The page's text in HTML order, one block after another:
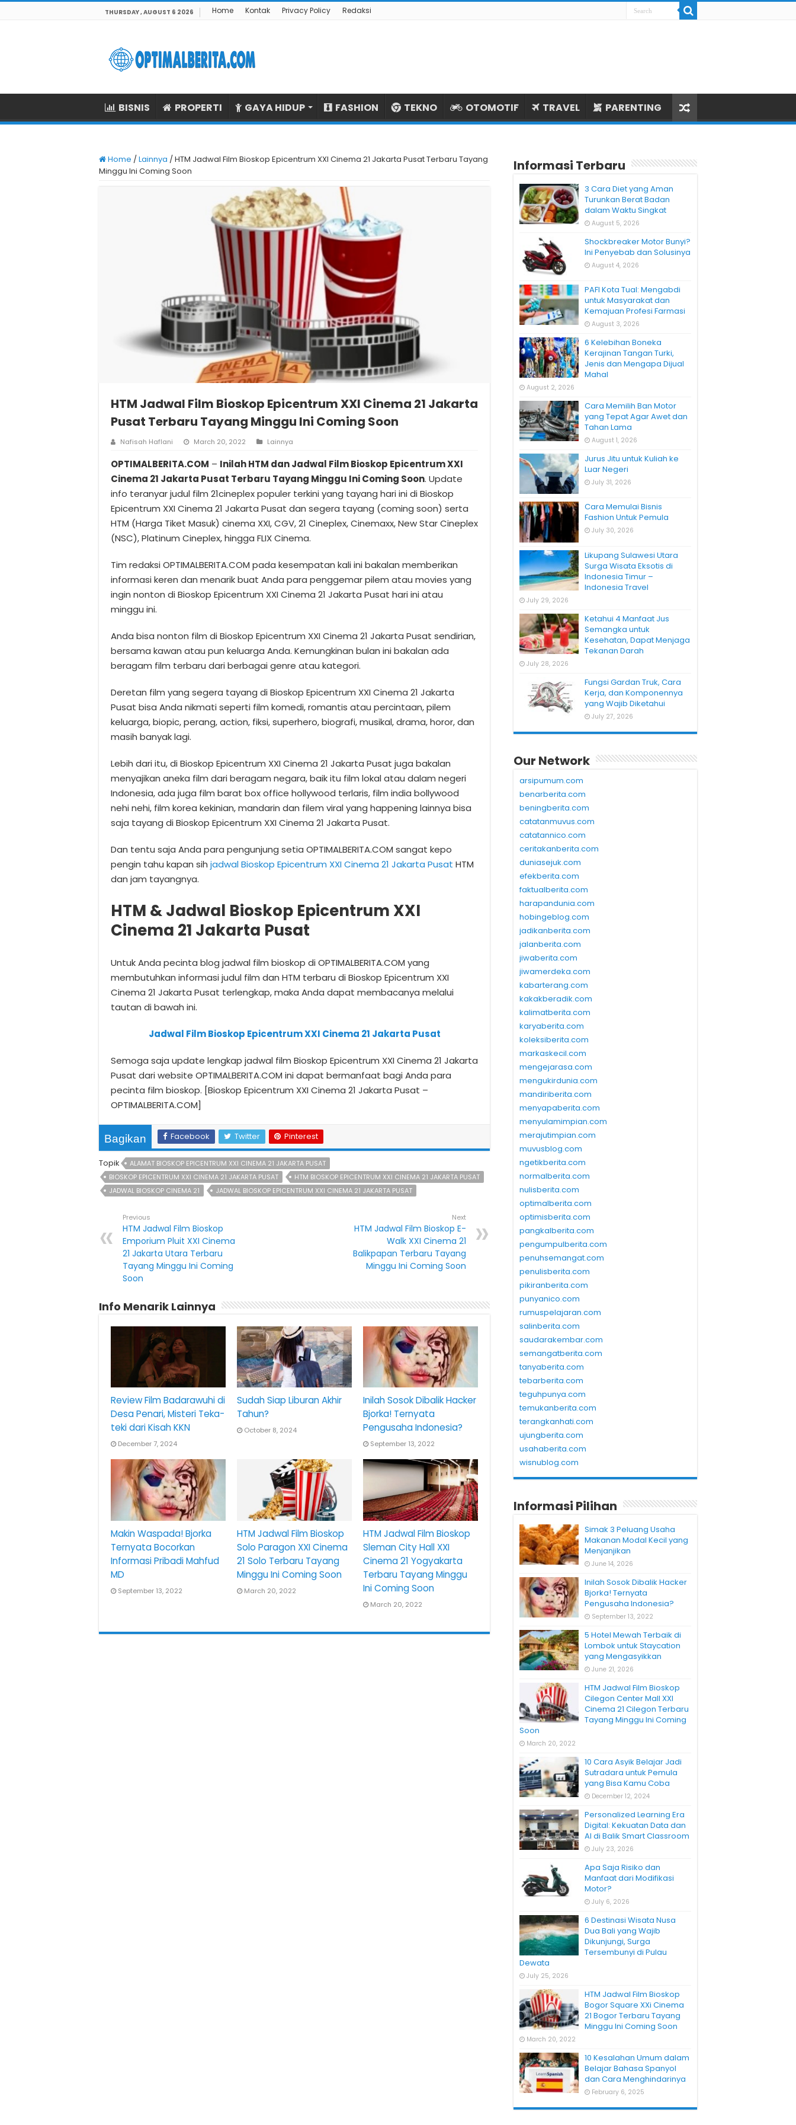
THURSDAY , AUGUST 6 2026 Home Kontak Privacy Policy Redaksi
BISNIS PROPERTI GAYA HIDUP FASHION TEKNO OTOMOTIF TRAVEL PARENTING
Home /Lainnya /HTM Jadwal Film Bioskop Epicentrum XXI Cinema 21 Jakarta Pusat Terbaru Tayang
Minggu Ini Coming Soon
HTM Jadwal Film Bioskop Epicentrum XXI Cinema 21 Jakarta
Pusat Terbaru Tayang Minggu Ini Coming Soon
Nafisah Haflani March 20, 2022 Lainnya
OPTIMALBERITA.COM – Inilah HTM dan Jadwal Film Bioskop Epicentrum XXI
Cinema 21 Jakarta Pusat Terbaru Tayang Minggu Ini Coming Soon. Update
info teranyar judul film 21cineplex populer terkini yang tayang hari ini di Bioskop
Epicentrum XXI Cinema 21 Jakarta Pusat dan segera tayang (coming soon) serta
HTM (Harga Tiket Masuk) cinema XXI, CGV, 21 Cineplex, Cinemaxx, New Star Cineplex
(NSC), Platinum Cineplex, hingga FLIX Cinema.
Tim redaksi OPTIMALBERITA.COM pada kesempatan kali ini bakalan memberikan
informasi keren dan menarik buat Anda para penggemar pilem atau movies yang
ingin nonton di Bioskop Epicentrum XXI Cinema 21 Jakarta Pusat hari ini atau
minggu ini.
Anda bisa nonton film di Bioskop Epicentrum XXI Cinema 21 Jakarta Pusat sendirian,
bersama kawan atau pun keluarga Anda. Kemungkinan bulan ini bakalan ada
beragam film terbaru dari berbagai genre atau kategori.
Deretan film yang segera tayang di Bioskop Epicentrum XXI Cinema 21 Jakarta
Pusat bisa Anda nikmati seperti film komedi, romantis atau percintaan, pilem
keluarga, biopic, perang, action, fiksi, superhero, biografi, musikal, drama, horor, dan
masih banyak lagi.
Lebih dari itu, di Bioskop Epicentrum XXI Cinema 21 Jakarta Pusat juga bakalan
menyajikan aneka film dari beragam negara, baik itu film lokal atau dalam negeri
Indonesia, ada juga film barat box office hollywood terlaris, film india bollywood
nehi nehi, film korea kekinian, mandarin dan filem viral yang happening lainnya bisa
saja tayang di Bioskop Epicentrum XXI Cinema 21 Jakarta Pusat.
Dan tentu saja Anda para pengunjung setia OPTIMALBERITA.COM sangat kepo
pengin tahu kapan sih jadwal Bioskop Epicentrum XXI Cinema 21 Jakarta Pusat HTM
dan jam tayangnya.
HTM & Jadwal Bioskop Epicentrum XXI
Cinema 21 Jakarta Pusat
Untuk Anda pecinta blog jadwal film bioskop di OPTIMALBERITA.COM yang
membutuhkan informasi judul film dan HTM terbaru di Bioskop Epicentrum XXI
Cinema 21 Jakarta Pusat terlengkap, maka Anda dapat membacanya melalui
tautan di bawah ini.
Jadwal Film Bioskop Epicentrum XXI Cinema 21 Jakarta Pusat
Semoga saja update lengkap jadwal film Bioskop Epicentrum XXI Cinema 21 Jakarta
Pusat dari website OPTIMALBERITA.COM ini dapat bermanfaat bagi Anda para
pecinta film bioskop. [Bioskop Epicentrum XXI Cinema 21 Jakarta Pusat –
OPTIMALBERITA.COM]
Bagikan Facebook Twitter Pinterest
Topik
ALAMAT BIOSKOP EPICENTRUM XXI CINEMA 21 JAKARTA PUSAT
BIOSKOP EPICENTRUM XXI CINEMA 21 JAKARTA PUSAT
HTM BIOSKOP EPICENTRUM XXI CINEMA 21 JAKARTA PUSAT
JADWAL BIOSKOP CINEMA 21
JADWAL BIOSKOP EPICENTRUM XXI CINEMA 21 JAKARTA PUSAT
Previous
HTM Jadwal Film Bioskop
Emporium Pluit XXI Cinema
21 Jakarta Utara Terbaru
Tayang Minggu Ini Coming
Soon
Next
HTM Jadwal Film Bioskop E-
Walk XXI Cinema 21
Balikpapan Terbaru Tayang
Minggu Ini Coming Soon
Info Menarik Lainnya
Review Film Badarawuhi di
Desa Penari, Misteri Teka-
teki dari Kisah KKN
December 7, 2024
Sudah Siap Liburan Akhir
Tahun?
October 8, 2024
Inilah Sosok Dibalik Hacker
Bjorka! Ternyata
Pengusaha Indonesia?
September 13, 2022
Makin Waspada! Bjorka
Ternyata Bocorkan
Informasi Pribadi Mahfud
MD
September 13, 2022
HTM Jadwal Film Bioskop
Solo Paragon XXI Cinema
21 Solo Terbaru Tayang
Minggu Ini Coming Soon
March 20, 2022
HTM Jadwal Film Bioskop
Sleman City Hall XXI
Cinema 21 Yogyakarta
Terbaru Tayang Minggu
Ini Coming Soon
March 20, 2022
Informasi Terbaru
3 Cara Diet yang Aman
Turunkan Berat Badan
dalam Waktu Singkat
August 5, 2026
Shockbreaker Motor Bunyi?
Ini Penyebab dan Solusinya
August 4, 2026
PAFI Kota Tual: Mengabdi
untuk Masyarakat dan
Kemajuan Profesi Farmasi
August 3, 2026
6 Kelebihan Boneka
Kerajinan Tangan Turki,
Jenis dan Mengapa Dijual
Mahal
August 2, 2026
Cara Memilih Ban Motor
yang Tepat Agar Awet dan
Tahan Lama
August 1, 2026
Jurus Jitu untuk Kuliah ke
Luar Negeri
July 31, 2026
Cara Memulai Bisnis
Fashion Untuk Pemula
July 30, 2026
Likupang Sulawesi Utara
Surga Wisata Eksotis di
Indonesia Timur –
Indonesia Travel
July 29, 2026
Ketahui 4 Manfaat Jus
Semangka untuk
Kesehatan, Dapat Menjaga
Tekanan Darah
July 28, 2026
Fungsi Gardan Truk, Cara
Kerja, dan Komponennya
yang Wajib Diketahui
July 27, 2026
Our Network
arsipumum.com
benarberita.com
beningberita.com
catatanmuvus.com
catatannico.com
ceritakanberita.com
duniasejuk.com
efekberita.com
faktualberita.com
harapandunia.com
hobingeblog.com
jadikanberita.com
jalanberita.com
jiwaberita.com
jiwamerdeka.com
kabarterang.com
kakakberadik.com
kalimatberita.com
karyaberita.com
koleksiberita.com
markaskecil.com
mengejarasa.com
mengukirdunia.com
mandiriberita.com
menyapaberita.com
menyulamimpian.com
merajutimpian.com
muvusblog.com
ngetikberita.com
normalberita.com
nulisberita.com
optimalberita.com
optimisberita.com
pangkalberita.com
pengumpulberita.com
penuhsemangat.com
penulisberita.com
pikiranberita.com
punyanico.com
rumuspelajaran.com
salinberita.com
saudarakembar.com
semangatberita.com
tanyaberita.com
tebarberita.com
teguhpunya.com
temukanberita.com
terangkanhati.com
ujungberita.com
usahaberita.com
wisnublog.com
Informasi Pilihan
Simak 3 Peluang Usaha
Makanan Modal Kecil yang
Menjanjikan
June 14, 2026
Inilah Sosok Dibalik Hacker
Bjorka! Ternyata
Pengusaha Indonesia?
September 13, 2022
5 Hotel Mewah Terbaik di
Lombok untuk Staycation
yang Mengasyikkan
June 21, 2026
HTM Jadwal Film Bioskop
Cilegon Center Mall XXI
Cinema 21 Cilegon Terbaru
Tayang Minggu Ini Coming
Soon
March 20, 2022
10 Cara Asyik Belajar Jadi
Sutradara untuk Pemula
yang Bisa Kamu Coba
December 12, 2024
Personalized Learning Era
Digital: Kekuatan Data dan
AI di Balik Smart Classroom
July 23, 2026
Apa Saja Risiko dan
Manfaat dari Modifikasi
Motor?
July 6, 2026
6 Destinasi Wisata Nusa
Dua Bali yang Wajib
Dikunjungi, Surga
Tersembunyi di Pulau
Dewata
July 25, 2026
HTM Jadwal Film Bioskop
Bogor Square XXi Cinema
21 Bogor Terbaru Tayang
Minggu Ini Coming Soon
March 20, 2022
10 Kesalahan Umum dalam
Belajar Bahasa Spanyol
dan Cara Menghindarinya
February 6, 2025